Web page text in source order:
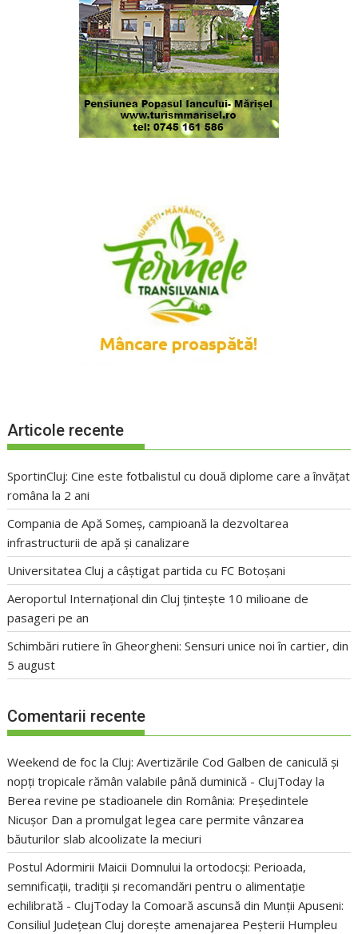
Articole recente
SportinCluj: Cine este fotbalistul cu două diplome care a învățat
româna la 2 ani
Compania de Apă Someș, campioană la dezvoltarea
infrastructurii de apă și canalizare
Universitatea Cluj a câștigat partida cu FC Botoșani
Aeroportul Internațional din Cluj țintește 10 milioane de
pasageri pe an
Schimbări rutiere în Gheorgheni: Sensuri unice noi în cartier, din
5 august
Comentarii recente
Weekend de foc la Cluj: Avertizările Cod Galben de caniculă și
nopți tropicale rămân valabile până duminică - ClujToday la
Berea revine pe stadioanele din România: Președintele
Nicușor Dan a promulgat legea care permite vânzarea
băuturilor slab alcoolizate la meciuri
Postul Adormirii Maicii Domnului la ortodocși: Perioada,
semnificații, tradiții și recomandări pentru o alimentație
echilibrată - ClujToday laComoară ascunsă din Munții Apuseni:
Consiliul Județean Cluj dorește amenajarea Peșterii Humpleu